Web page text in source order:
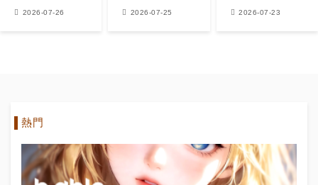
DDU-DU》成
2026-07-26
Than a
2026-07-25
TELL》MV中
2026-07-23
熱門